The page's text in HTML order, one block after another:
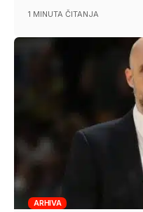
1 MINUTA ČITANJA
ARHIVA